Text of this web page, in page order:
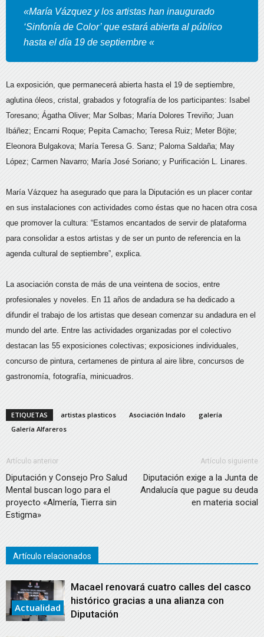
«María Vázquez y los artistas han inaugurado
‘Sinfonía de Color’ que estará abierta al público
hasta el día 19 de septiembre «
La exposición, que permanecerá abierta hasta el 19 de septiembre,
aglutina óleos, cristal, grabados y fotografía de los participantes: Isabel
Toresano; Ágatha Oliver; Mar Solbas; María Dolores Treviño; Juan
Ibáñez; Encarni Roque; Pepita Camacho; Teresa Ruiz; Meter Böjte;
Eleonora Bulgakova; María Teresa G. Sanz; Paloma Saldaña; May
López; Carmen Navarro; María José Soriano; y Purificación L. Linares.
María Vázquez ha asegurado que para la Diputación es un placer contar
en sus instalaciones con actividades como éstas que no hacen otra cosa
que promover la cultura: “Estamos encantados de servir de plataforma
para consolidar a estos artistas y de ser un punto de referencia en la
agenda cultural de septiembre”, explica.
La asociación consta de más de una veintena de socios, entre
profesionales y noveles. En 11 años de andadura se ha dedicado a
difundir el trabajo de los artistas que desean comenzar su andadura en el
mundo del arte. Entre las actividades organizadas por el colectivo
destacan las 55 exposiciones colectivas; exposiciones individuales,
concurso de pintura, certamenes de pintura al aire libre, concursos de
gastronomía, fotografía, minicuadros.
ETIQUETAS artistas plasticos Asociación Indalo
galería
Galería Alfareros
Artículo anterior
Diputación y Consejo Pro Salud
Mental buscan logo para el
proyecto «Almería, Tierra sin
Estigma»
Artículo siguiente
Diputación exige a la Junta de
Andalucía que pague su deuda
en materia social
Artículo relacionados
Actualidad
Macael renovará cuatro calles del casco
histórico gracias a una alianza con
Diputación